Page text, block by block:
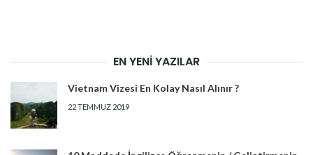
EN YENI YAZILAR
Vietnam Vizesi En Kolay Nasıl Alınır ?
22 TEMMUZ 2019